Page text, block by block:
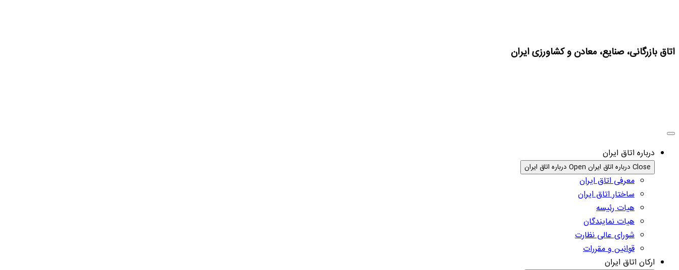
اتاق بازرگانی، صنایع، معادن و کشاورزی ایران
درباره اتاق ایران
Close درباره اتاق ایران Open درباره اتاق ایران
معرفی اتاق ایران
ساختار اتاق ایران
هیات رئیسه
هیات نمایندگان
شورای عالی نظارت
قوانین و مقررات
ارکان اتاق ایران